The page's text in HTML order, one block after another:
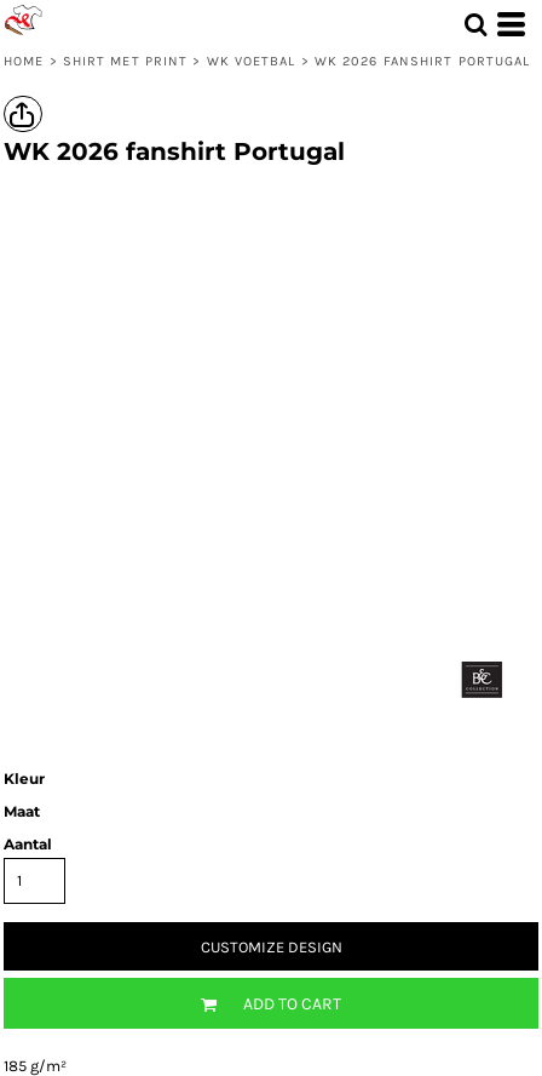
HOME > SHIRT MET PRINT > WK VOETBAL > WK 2026 FANSHIRT PORTUGAL
WK 2026 fanshirt Portugal
Kleur
Maat
Aantal
CUSTOMIZE DESIGN
ADD TO CART
185 g/m²